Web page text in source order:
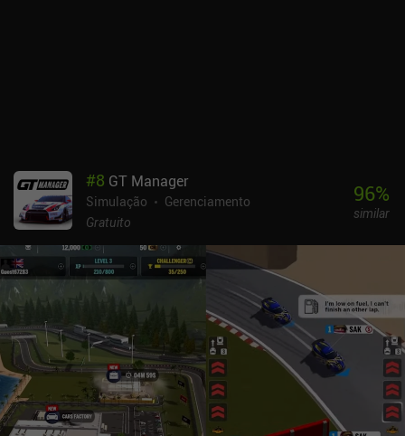
Expansão das Ilhas Aleutas por US$ 6,49 e a Expansão das Índias
Orientais por US$ 6,99.
#8 GT Manager
Simulação
Gerenciamento
Gratuito
96%
similar